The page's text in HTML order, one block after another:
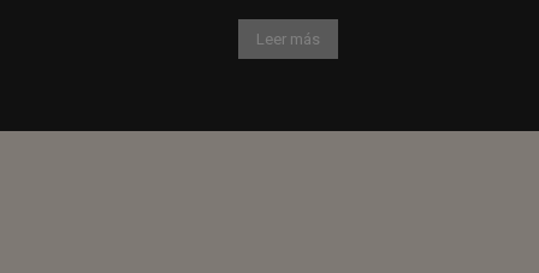
Leer más